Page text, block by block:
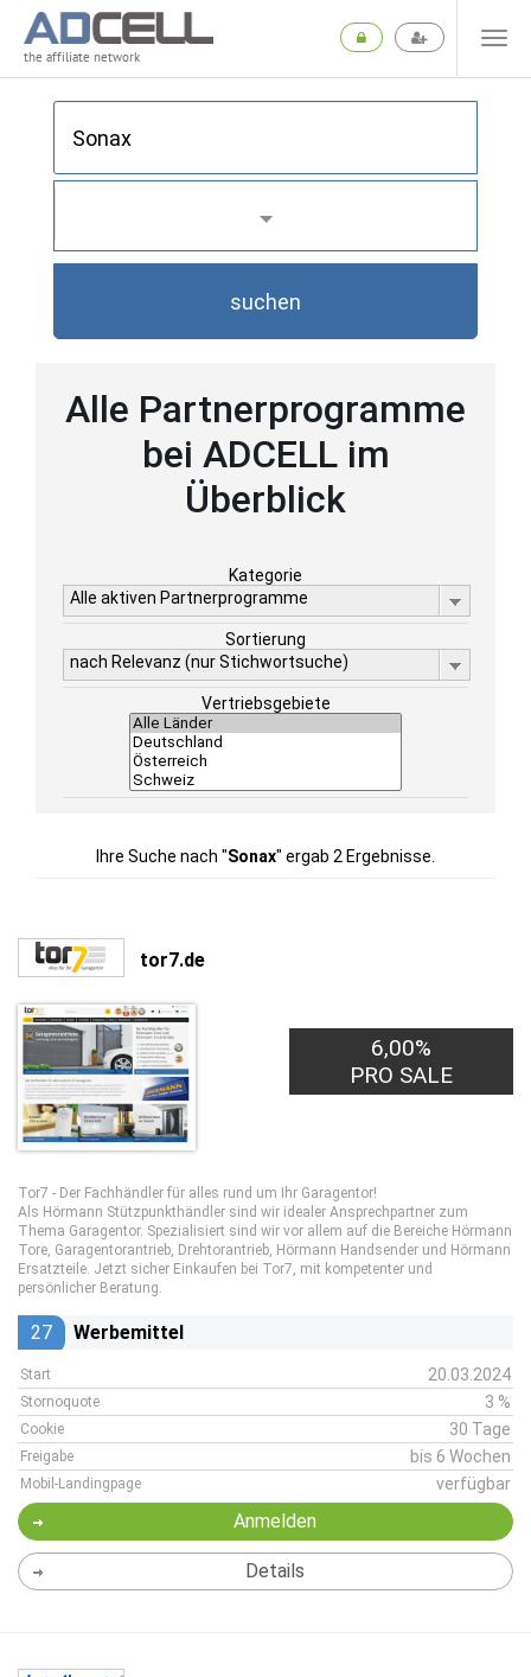
the affiliate network
suchen
Alle Partnerprogramme
bei ADCELL im
Überblick
Kategorie
Alle aktiven Partnerprogramme
Sortierung
nach Relevanz (nur Stichwortsuche)
Vertriebsgebiete
Ihre Suche nach "Sonax" ergab 2 Ergebnisse.
tor7.de
6,00%
PRO SALE
Tor7 - Der Fachhändler für alles rund um Ihr Garagentor!
Als Hörmann Stützpunkthändler sind wir idealer Ansprechpartner zum
Thema Garagentor. Spezialisiert sind wir vor allem auf die Bereiche Hörmann
Tore, Garagentorantrieb, Drehtorantrieb, Hörmann Handsender und Hörmann
Ersatzteile. Jetzt sicher Einkaufen bei Tor7, mit kompetenter und
persönlicher Beratung.
27 Werbemittel
Start 20.03.2024
Stornoquote 3 %
Cookie 30 Tage
Freigabe bis 6 Wochen
Mobil-Landingpage verfügbar
Anmelden
Details